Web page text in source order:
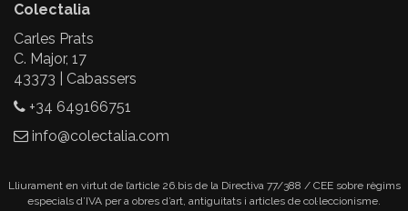
Colectalia
Carles Prats
C. Major, 17
43373 | Cabassers
+34 649166751
info@colectalia.com
Lliurament en virtut de l’article 26.bis de la Directiva 77/388 / CEE sobre règims
especials d’IVA per a obres d’art, antiguitats i articles de col·leccionisme.